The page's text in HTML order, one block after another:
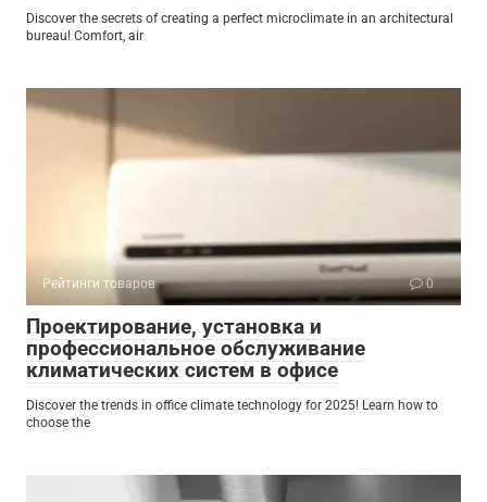
Discover the secrets of creating a perfect microclimate in an architectural
bureau! Comfort, air
Рейтинги товаров 0
Проектирование, установка и
профессиональное обслуживание
климатических систем в офисе
Discover the trends in office climate technology for 2025! Learn how to
choose the